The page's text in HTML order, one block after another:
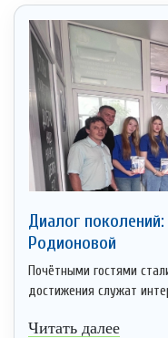
Диалог
Родионовой
Почётными гостями
достижения служат
Читать далее